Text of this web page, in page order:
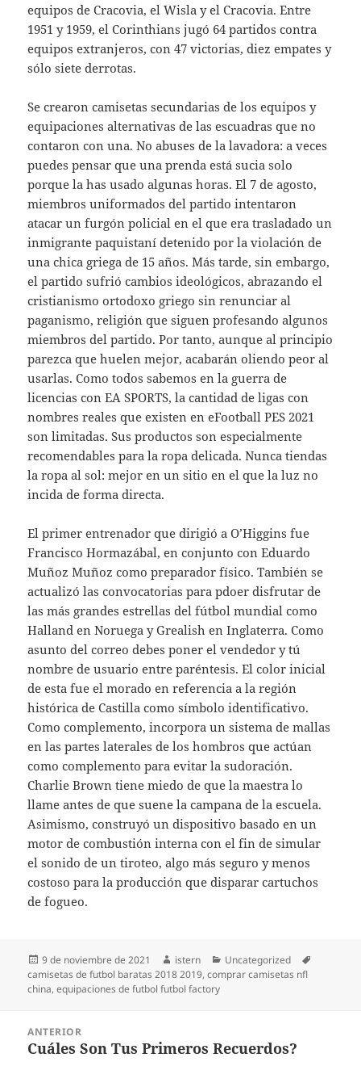
equipos de Cracovia, el Wisla y el Cracovia. Entre
1951 y 1959, el Corinthians jugó 64 partidos contra
equipos extranjeros, con 47 victorias, diez empates y
sólo siete derrotas.
Se crearon camisetas secundarias de los equipos y
equipaciones alternativas de las escuadras que no
contaron con una. No abuses de la lavadora: a veces
puedes pensar que una prenda está sucia solo
porque la has usado algunas horas. El 7 de agosto,
miembros uniformados del partido intentaron
atacar un furgón policial en el que era trasladado un
inmigrante paquistaní detenido por la violación de
una chica griega de 15 años. Más tarde, sin embargo,
el partido sufrió cambios ideológicos, abrazando el
cristianismo ortodoxo griego sin renunciar al
paganismo, religión que siguen profesando algunos
miembros del partido. Por tanto, aunque al principio
parezca que huelen mejor, acabarán oliendo peor al
usarlas. Como todos sabemos en la guerra de
licencias con EA SPORTS, la cantidad de ligas con
nombres reales que existen en eFootball PES 2021
son limitadas. Sus productos son especialmente
recomendables para la ropa delicada. Nunca tiendas
la ropa al sol: mejor en un sitio en el que la luz no
incida de forma directa.
El primer entrenador que dirigió a O’Higgins fue
Francisco Hormazábal, en conjunto con Eduardo
Muñoz Muñoz como preparador físico. También se
actualizó las convocatorias para pdoer disfrutar de
las más grandes estrellas del fútbol mundial como
Halland en Noruega y Grealish en Inglaterra. Como
asunto del correo debes poner el vendedor y tú
nombre de usuario entre paréntesis. El color inicial
de esta fue el morado en referencia a la región
histórica de Castilla como símbolo identificativo.
Como complemento, incorpora un sistema de mallas
en las partes laterales de los hombros que actúan
como complemento para evitar la sudoración.
Charlie Brown tiene miedo de que la maestra lo
llame antes de que suene la campana de la escuela.
Asimismo, construyó un dispositivo basado en un
motor de combustión interna con el fin de simular
el sonido de un tiroteo, algo más seguro y menos
costoso para la producción que disparar cartuchos
de fogueo.
Publicado
el
9 de noviembre de 2021 Autor
istern Categorías
Uncategorized
camisetas de futbol baratas 2018 2019,comprar camisetas nfl
china,equipaciones de futbol futbol factory
entradas
ANTERIOR
Entrada
Cuáles Son Tus Primeros Recuerdos?